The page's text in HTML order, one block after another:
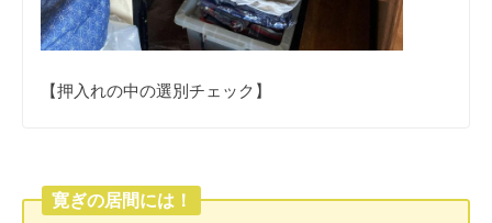
【押入れの中の選別チェック】
寛ぎの居間には！